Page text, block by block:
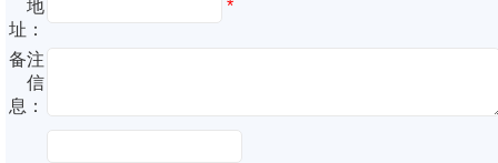
地
址：
*
备注
信
息：